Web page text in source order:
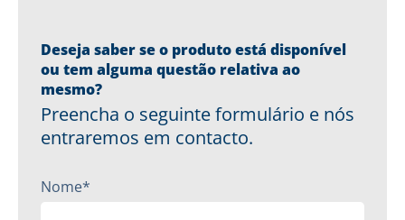
Deseja saber se o produto está disponível
ou tem alguma questão relativa ao
mesmo?
Preencha o seguinte formulário e nós
entraremos em contacto.
Nome*